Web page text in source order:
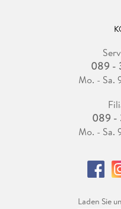
089 -
Mo. - Sa.
089 -
Mo. - Sa.
Laden Sie